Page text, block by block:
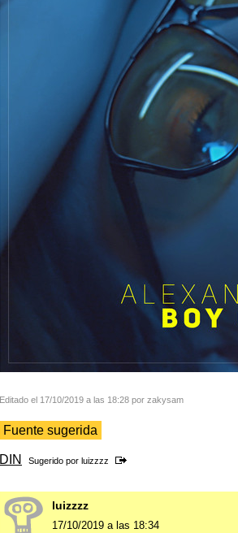
Editado el 17/10/2019 a las 18:28 por zakysam
Fuente sugerida
DIN Sugerido por luizzzz
luizzzz
17/10/2019 a las 18:34